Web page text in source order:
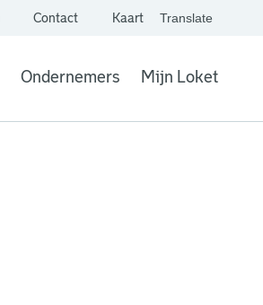
Contact Kaart
. Link opent een
Translate
website,
Vertaal
Ondernemers Mijn Loket
. Link opent een